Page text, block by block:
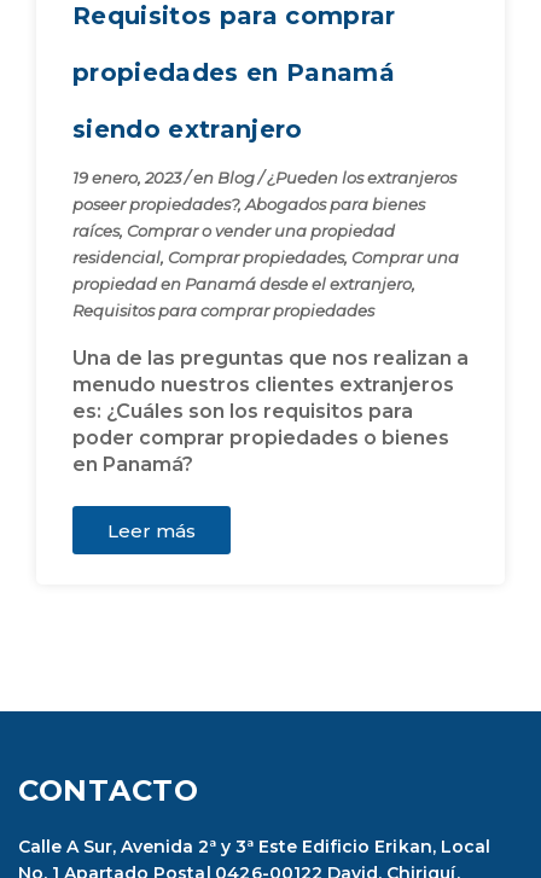
Requisitos para comprar
propiedades en Panamá
siendo extranjero
19 enero, 2023/en Blog/¿Pueden los extranjeros
poseer propiedades?, Abogados para bienes
raíces, Comprar o vender una propiedad
residencial, Comprar propiedades, Comprar una
propiedad en Panamá desde el extranjero,
Requisitos para comprar propiedades
Una de las preguntas que nos realizan a
menudo nuestros clientes extranjeros
es: ¿Cuáles son los requisitos para
poder comprar propiedades o bienes
en Panamá?
Leer más
CONTACTO
Calle A Sur, Avenida 2ª y 3ª Este Edificio Erikan, Local
No. 1 Apartado Postal 0426-00122 David, Chiriquí,